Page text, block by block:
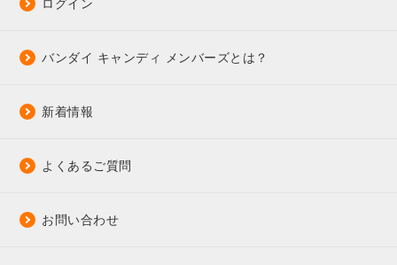
ログイン
バンダイ キャンディ メンバーズとは？
新着情報
よくあるご質問
お問い合わせ